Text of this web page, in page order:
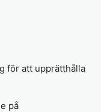
för att upprätthålla
på